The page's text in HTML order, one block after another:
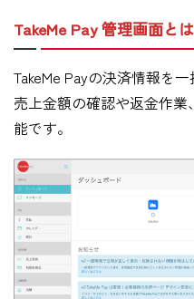
TakeMe Pay 管理画面と
TakeMe Payの決済情報を
売上金額の確認や返金作
能です。